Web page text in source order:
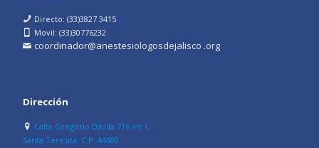
Directo: (33)3827 3415
Movil: (33)30776232
coordinador@anestesiologosdejalisco .org
Dirección
Calle Gregorio Dávila 716 int 1,
Santa Teresita, C.P. 44600